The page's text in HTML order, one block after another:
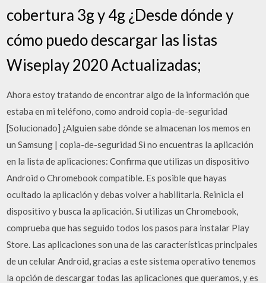
cobertura 3g y 4g ¿Desde dónde y
cómo puedo descargar las listas
Wiseplay 2020 Actualizadas;
Ahora estoy tratando de encontrar algo de la información que
estaba en mi teléfono, como android copia-de-seguridad
[Solucionado] ¿Alguien sabe dónde se almacenan los memos en
un Samsung | copia-de-seguridad Si no encuentras la aplicación
en la lista de aplicaciones: Confirma que utilizas un dispositivo
Android o Chromebook compatible. Es posible que hayas
ocultado la aplicación y debas volver a habilitarla. Reinicia el
dispositivo y busca la aplicación. Si utilizas un Chromebook,
comprueba que has seguido todos los pasos para instalar Play
Store. Las aplicaciones son una de las características principales
de un celular Android, gracias a este sistema operativo tenemos
la opción de descargar todas las aplicaciones que queramos, y es